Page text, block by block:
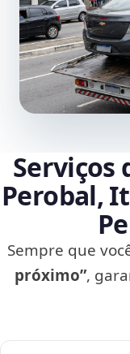
Serviços
Perobal,
Sempre que
próximo”,